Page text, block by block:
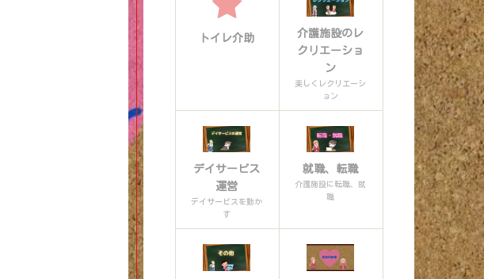
トイレ介助
介護施設のレ
クリエーショ
ン
楽しくレクリエーシ
ョン
デイサービス
運営
デイサービスを動か
す
就職、転職
介護施設に転職、就
職